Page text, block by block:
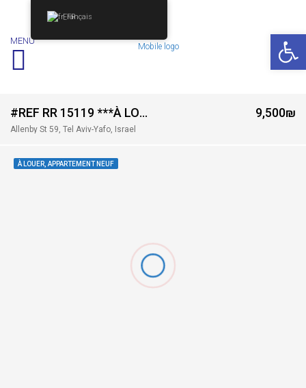
MENU
#REF RR 15119 ***À LOUER 3 PIÈCES- PROCHE DU SHOUK HACARMEL TEL AVIV***
Allenby St 59, Tel Aviv-Yafo, Israel
9,500₪
À LOUER, APPARTEMENT NEUF
Français